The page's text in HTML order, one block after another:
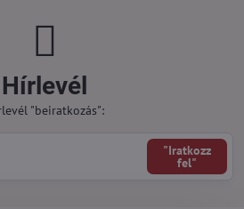
Hírlevél
"beiratkozás":
"Iratkozz
fel"